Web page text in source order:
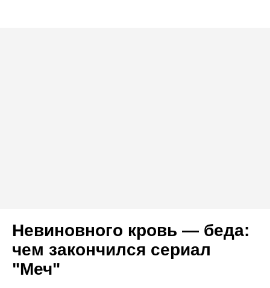
Невиновного кровь — беда:
чем закончился сериал
"Меч"